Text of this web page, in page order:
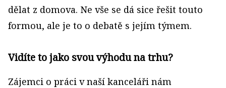
dělat z domova. Ne vše se dá sice řešit touto
formou, ale je to o debatě s jejím týmem.
Vidíte to jako svou výhodu na trhu?
Zájemci o práci v naší kanceláři nám